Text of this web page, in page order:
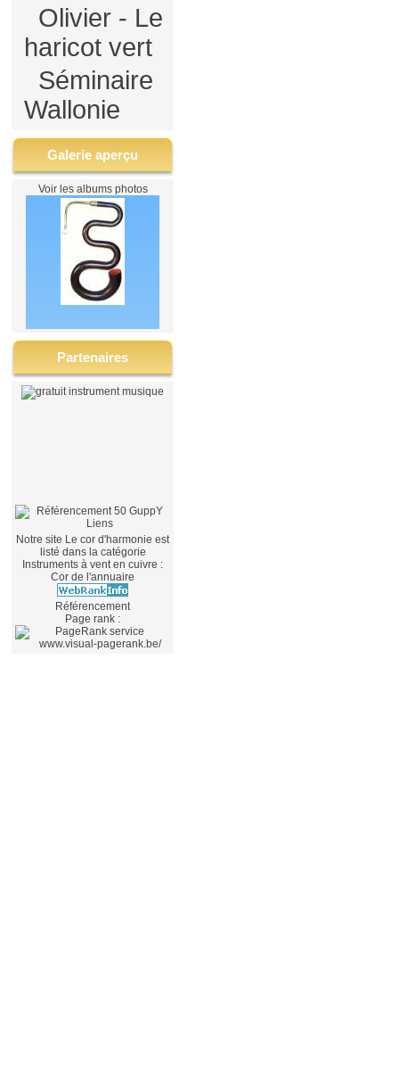
Olivier - Le
haricot vert
Séminaire
Wallonie
Galerie aperçu
Voir les albums photos
Partenaires
Notre site Le cor d'harmonie est
listé dans la catégorie
Instruments à vent en cuivre :
Cor de l'annuaire
Référencement
Page rank :